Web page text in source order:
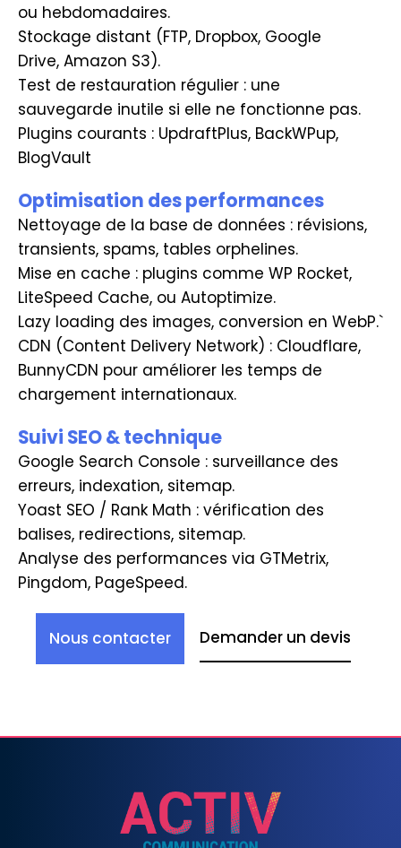
ou hebdomadaires.
Stockage distant (FTP, Dropbox, Google
Drive, Amazon S3).
Test de restauration régulier : une
sauvegarde inutile si elle ne fonctionne pas.
Plugins courants : UpdraftPlus, BackWPup,
BlogVault
Optimisation des performances
Nettoyage de la base de données : révisions,
transients, spams, tables orphelines.
Mise en cache : plugins comme WP Rocket,
LiteSpeed Cache, ou Autoptimize.
Lazy loading des images, conversion en WebP.`
CDN (Content Delivery Network) : Cloudflare,
BunnyCDN pour améliorer les temps de
chargement internationaux.
Suivi SEO & technique
Google Search Console : surveillance des
erreurs, indexation, sitemap.
Yoast SEO / Rank Math : vérification des
balises, redirections, sitemap.
Analyse des performances via GTMetrix,
Pingdom, PageSpeed.
Nous contacter Demander un devis